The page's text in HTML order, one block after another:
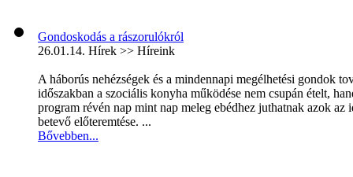
Gondoskodás a rászorulókról
26.01.14. Hírek >> Híreink
A háborús nehézségek és a mindennapi megélhetési gondok
időszakban a szociális konyha működése nem csupán ételt,
program révén nap mint nap meleg ebédhez juthatnak azok
betevő előteremtése. ...
Bővebben...